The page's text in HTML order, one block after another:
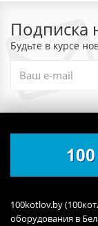
Подписка
Будьте в курсе
100kotlov.by
оборудования в